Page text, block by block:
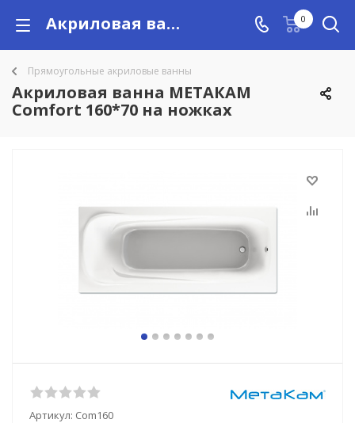
Акриловая ванна МЕТАКАМ Comfort 160*70 на ножках купить в Алматы с доставкой по Казахстану, цены 0
Прямоугольные акриловые ванны
Акриловая ванна МЕТАКАМ
Comfort 160*70 на ножках
Артикул: Com160